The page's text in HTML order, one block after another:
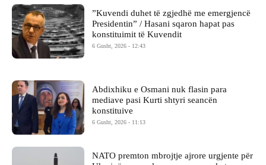
​”Kuvendi duhet të zgjedhë me emergjencë
Presidentin” / Hasani sqaron hapat pas
konstituimit të Kuvendit
6 Gusht, 2026 - 12:43
Abdixhiku e Osmani nuk flasin para
mediave pasi Kurti shtyri seancën
konstituive
6 Gusht, 2026 - 11:13
NATO premton mbrojtje ajrore urgjente për